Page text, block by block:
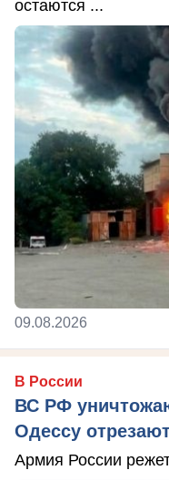
остаются ...
09.08.2026
В России
ВС РФ
Одессу
Армия России